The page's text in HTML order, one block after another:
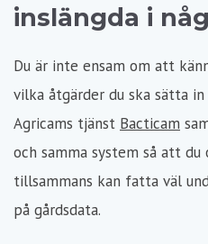
inslängda i
Du är inte ensam om att
vilka åtgärder du ska sätta
Agricams tjänst Bacticam
och samma system så att
tillsammans kan fatta väl
på gårdsdata.